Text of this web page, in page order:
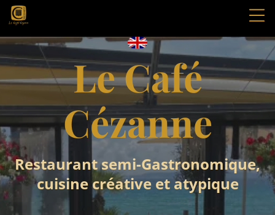
Le Café
Cézanne
Restaurant semi-Gastronomique,
cuisine créative et atypique